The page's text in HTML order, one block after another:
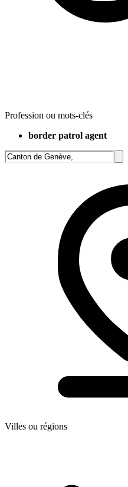
Profession ou mots-clés
border patrol agent
Villes ou régions